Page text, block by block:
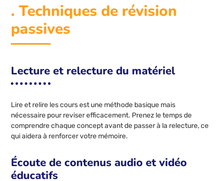
. Techniques de révision
passives
Lecture et relecture du matériel
Lire et relire les cours est une méthode basique mais
nécessaire pour reviser efficacement. Prenez le temps de
comprendre chaque concept avant de passer à la relecture, ce
qui aidera à renforcer votre mémoire.
Écoute de contenus audio et vidéo
éducatifs